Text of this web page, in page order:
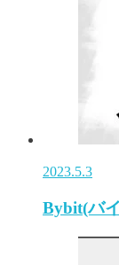
2023.5.3
Bybit(バ